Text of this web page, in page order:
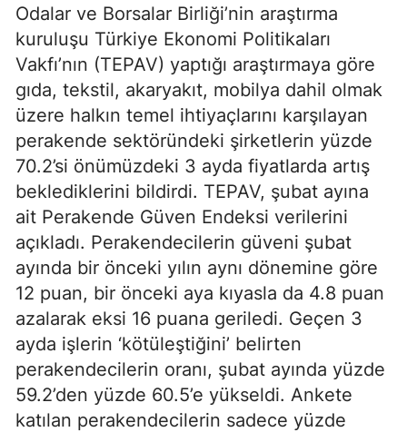
Odalar ve Borsalar Birliği’nin araştırma
kuruluşu Türkiye Ekonomi Politikaları
Vakfı’nın (TEPAV) yaptığı araştırmaya göre
gıda, tekstil, akaryakıt, mobilya dahil olmak
üzere halkın temel ihtiyaçlarını karşılayan
perakende sektöründeki şirketlerin yüzde
70.2’si önümüzdeki 3 ayda fiyatlarda artış
beklediklerini bildirdi. TEPAV, şubat ayına
ait Perakende Güven Endeksi verilerini
açıkladı. Perakendecilerin güveni şubat
ayında bir önceki yılın aynı dönemine göre
12 puan, bir önceki aya kıyasla da 4.8 puan
azalarak eksi 16 puana geriledi. Geçen 3
ayda işlerin ‘kötüleştiğini’ belirten
perakendecilerin oranı, şubat ayında yüzde
59.2’den yüzde 60.5’e yükseldi. Ankete
katılan perakendecilerin sadece yüzde